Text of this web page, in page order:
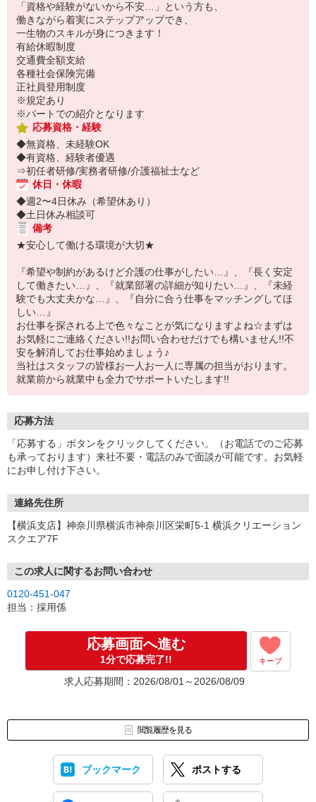
「資格や経験がないから不安…」という方も、
働きながら着実にステップアップでき、
一生物のスキルが身につきます！
有給休暇制度
交通費全額支給
各種社会保険完備
正社員登用制度
※規定あり
※パートでの紹介となります
応募資格・経験
◆無資格、未経験OK
◆有資格、経験者優遇
⇒初任者研修/実務者研修/介護福祉士など
休日・休暇
◆週2〜4日休み（希望休あり）
◆土日休み相談可
備考
★安心して働ける環境が大切★
『希望や制約があるけど介護の仕事がしたい…』、『長く安定
して働きたい…』、『就業部署の詳細が知りたい…』、『未経
験でも大丈夫かな…』、『自分に合う仕事をマッチングしてほ
しい…』
お仕事を探される上で色々なことが気になりますよね☆まずは
お気軽にご連絡ください!!お問い合わせだけでも構いません!!不
安を解消してお仕事始めましょう♪
当社はスタッフの皆様お一人お一人に専属の担当がおります。
就業前から就業中も全力でサポートいたします!!
応募方法
「応募する」ボタンをクリックしてください。（お電話でのご応募
も承っております）来社不要・電話のみで面談が可能です。お気軽
にお申し付け下さい。
連絡先住所
【横浜支店】神奈川県横浜市神奈川区栄町5-1 横浜クリエーション
スクエア7F
この求人に関するお問い合わせ
0120-451-047
担当：採用係
応募画面へ進む
1分で応募完了!! キープ
求人応募期間：2026/08/01～2026/08/09
閲覧履歴を見る
ブックマーク ポストする